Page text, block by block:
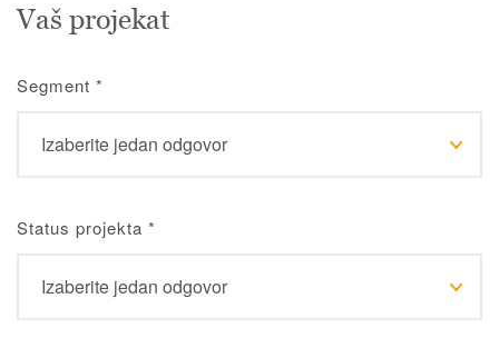
Vaš projekat
Segment *
Status projekta *